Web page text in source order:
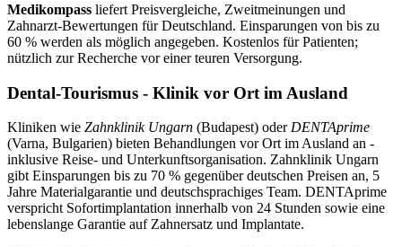
Medikompass liefert Preisvergleiche, Zweitmeinungen und
Zahnarzt-Bewertungen für Deutschland. Einsparungen von bis zu
60 % werden als möglich angegeben. Kostenlos für Patienten;
nützlich zur Recherche vor einer teuren Versorgung.
Dental-Tourismus - Klinik vor Ort im Ausland
Kliniken wie Zahnklinik Ungarn (Budapest) oder DENTAprime
(Varna, Bulgarien) bieten Behandlungen vor Ort im Ausland an -
inklusive Reise- und Unterkunftsorganisation. Zahnklinik Ungarn
gibt Einsparungen bis zu 70 % gegenüber deutschen Preisen an, 5
Jahre Materialgarantie und deutschsprachiges Team. DENTAprime
verspricht Sofortimplantation innerhalb von 24 Stunden sowie eine
lebenslange Garantie auf Zahnersatz und Implantate.